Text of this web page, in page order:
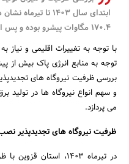
ابتدای سال 1403
170.4 مگاوات پیشرو بوده و پس از آن کرمان و یزد قرار دارند.
با توجه به تغییرات اقلیمی و
توجه به منابع انرژی پاک بیش
بررسی ظرفیت نیروگاه های
می پردازد.
ظرفیت نیروگاه های تجدیدپذیر